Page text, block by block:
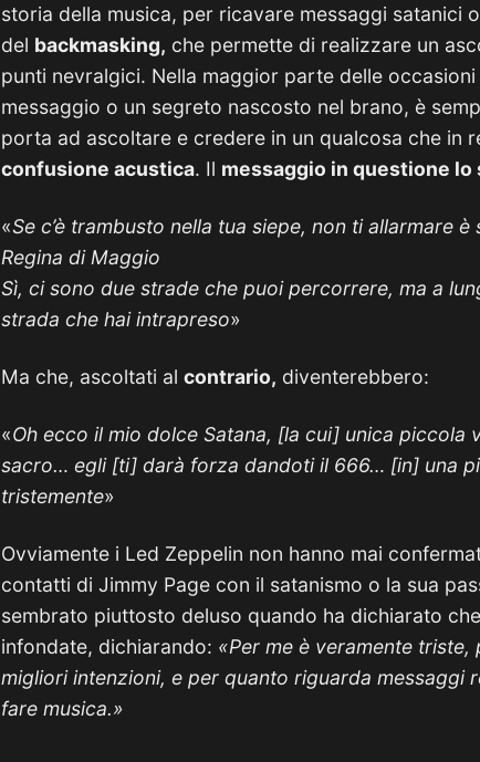
storia della musica, per ricavare messaggi satanici
del backmasking, che permette di realizzare un
punti nevralgici. Nella maggior parte delle
messaggio o un segreto nascosto nel brano, è
porta ad ascoltare e credere in un qualcosa che in
confusione acustica. Il messaggio in questione
«Se c’è trambusto nella tua siepe, non ti allarmare
Regina di Maggio
Sì, ci sono due strade che puoi percorrere, ma a
strada che hai intrapreso»
Ma che, ascoltati al contrario, diventerebbero:
«Oh ecco il mio dolce Satana, [la cui] unica piccola
sacro… egli [ti] darà forza dandoti il 666… [in] una
tristemente»
Ovviamente i Led Zeppelin non hanno mai
contatti di Jimmy Page con il satanismo o la sua
sembrato piuttosto deluso quando ha dichiarato
infondate, dichiarando: «Per me è veramente
migliori intenzioni, e per quanto riguarda messaggi
fare musica.»